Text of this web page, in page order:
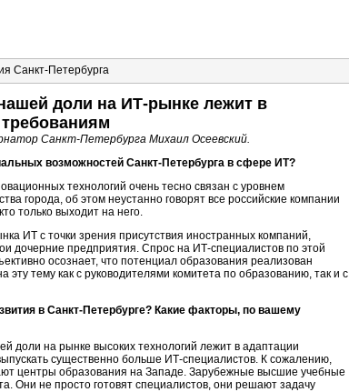
доли на ИТ-рынке лежит в
Санкт-Петербурга Михаил Осеевский.
возможностей Санкт-Петербурга в сфере ИТ?
технологий очень тесно связан с уровнем
города, об этом неустанно говорят все российские компании
только выходит на него.
ИТ с точки зрения присутствия иностранных компаний,
дочерние предприятия. Спрос на ИТ-специалистов по этой
осознает, что потенциал образования реализован
тему как с руководителями комитета по образованию, так и с
в Санкт-Петербурге? Какие факторы, по вашему
доли на рынке высоких технологий лежит в адаптации
существенно больше ИТ-специалистов. К сожалению,
центры образования на Западе. Зарубежные высшие учебные
Они не просто готовят специалистов, они решают задачу